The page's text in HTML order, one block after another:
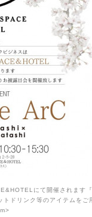
にて開催されます
ドリンク等のアイテムをご